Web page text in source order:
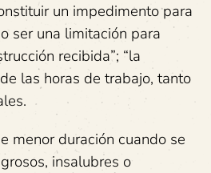
un impedimento para
ser una limitación para
recibida”; “la
las horas de trabajo, tanto
menor duración cuando se
insalubres o